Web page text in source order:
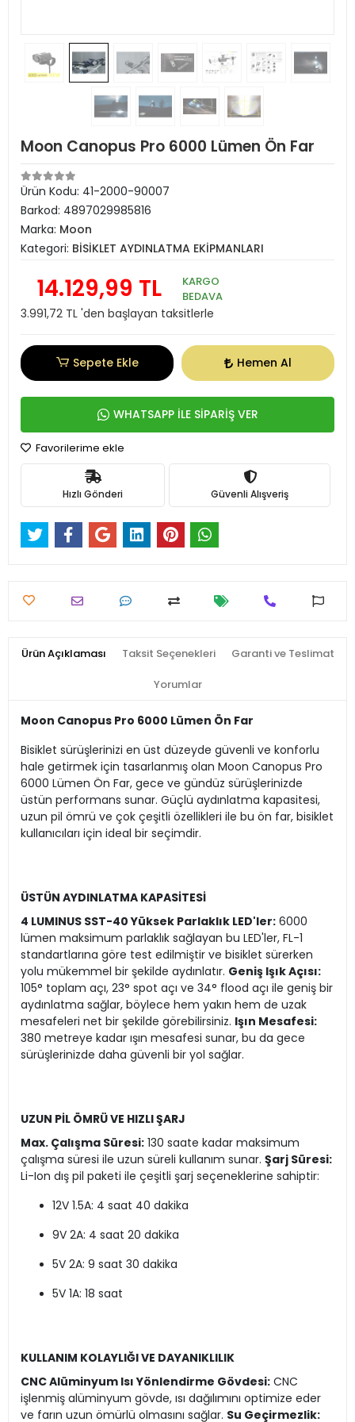
Moon Canopus Pro 6000 Lümen Ön Far
Ürün Kodu: 41-2000-90007
Barkod: 4897029985816
Marka: Moon
Kategori: BİSİKLET AYDINLATMA EKİPMANLARI
14.129,99 TL
KARGO
BEDAVA
3.991,72 TL 'den başlayan taksitlerle
Sepete Ekle Hemen Al
WHATSAPP İLE SİPARİŞ VER
Favorilerime ekle
Hızlı Gönderi Güvenli Alışveriş
Ürün Açıklaması Taksit Seçenekleri Garanti ve Teslimat
Yorumlar
Moon Canopus Pro 6000 Lümen Ön Far
Bisiklet sürüşlerinizi en üst düzeyde güvenli ve konforlu
hale getirmek için tasarlanmış olan Moon Canopus Pro
6000 Lümen Ön Far, gece ve gündüz sürüşlerinizde
üstün performans sunar. Güçlü aydınlatma kapasitesi,
uzun pil ömrü ve çok çeşitli özellikleri ile bu ön far, bisiklet
kullanıcıları için ideal bir seçimdir.
ÜSTÜN AYDINLATMA KAPASİTESİ
4 LUMINUS SST-40 Yüksek Parlaklık LED'ler: 6000
lümen maksimum parlaklık sağlayan bu LED'ler, FL-1
standartlarına göre test edilmiştir ve bisiklet sürerken
yolu mükemmel bir şekilde aydınlatır. Geniş Işık Açısı:
105° toplam açı, 23° spot açı ve 34° flood açı ile geniş bir
aydınlatma sağlar, böylece hem yakın hem de uzak
mesafeleri net bir şekilde görebilirsiniz. Işın Mesafesi:
380 metreye kadar ışın mesafesi sunar, bu da gece
sürüşlerinizde daha güvenli bir yol sağlar.
UZUN PİL ÖMRÜ VE HIZLI ŞARJ
Max. Çalışma Süresi: 130 saate kadar maksimum
çalışma süresi ile uzun süreli kullanım sunar. Şarj Süresi:
Li-Ion dış pil paketi ile çeşitli şarj seçeneklerine sahiptir:
12V 1.5A: 4 saat 40 dakika
9V 2A: 4 saat 20 dakika
5V 2A: 9 saat 30 dakika
5V 1A: 18 saat
KULLANIM KOLAYLIĞI VE DAYANIKLILIK
CNC Alüminyum Isı Yönlendirme Gövdesi: CNC
işlenmiş alüminyum gövde, ısı dağılımını optimize eder
ve farın uzun ömürlü olmasını sağlar. Su Geçirmezlik: